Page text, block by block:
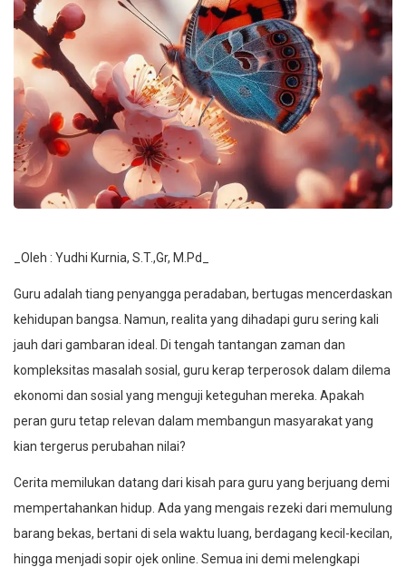
_Oleh : Yudhi Kurnia, S.T.,Gr, M.Pd_
Guru adalah tiang penyangga peradaban, bertugas mencerdaskan
kehidupan bangsa. Namun, realita yang dihadapi guru sering kali
jauh dari gambaran ideal. Di tengah tantangan zaman dan
kompleksitas masalah sosial, guru kerap terperosok dalam dilema
ekonomi dan sosial yang menguji keteguhan mereka. Apakah
peran guru tetap relevan dalam membangun masyarakat yang
kian tergerus perubahan nilai?
Cerita memilukan datang dari kisah para guru yang berjuang demi
mempertahankan hidup. Ada yang mengais rezeki dari memulung
barang bekas, bertani di sela waktu luang, berdagang kecil-kecilan,
hingga menjadi sopir ojek online. Semua ini demi melengkapi